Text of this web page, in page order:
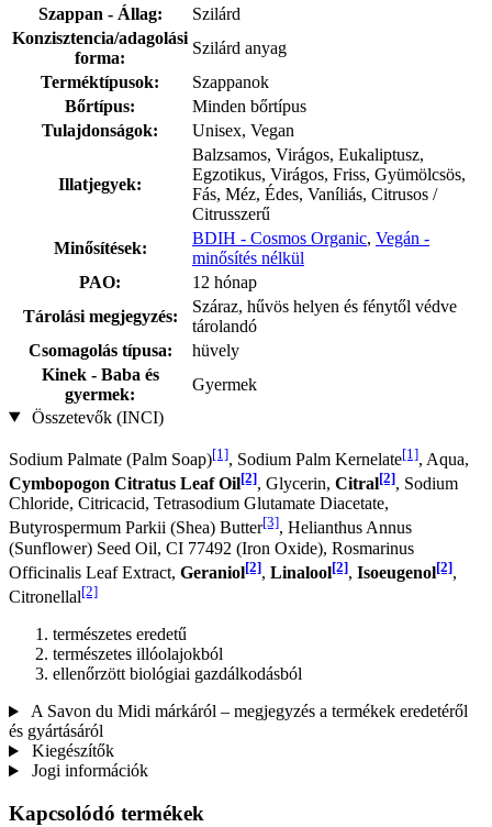
Szappan - Állag:
Szilárd
Konzisztencia/adagolási
forma:
Szilárd anyag
Terméktípusok:
Szappanok
Bőrtípus:
Minden bőrtípus
Tulajdonságok:
Unisex, Vegan
Illatjegyek:
Balzsamos, Virágos, Eukaliptusz,
Egzotikus, Virágos, Friss, Gyümölcsös,
Fás, Méz, Édes, Vaníliás, Citrusos /
Citrusszerű
Minősítések:
BDIH - Cosmos Organic, Vegán -
minősítés nélkül
PAO:
12 hónap
Tárolási megjegyzés:
Száraz, hűvös helyen és fénytől védve
tárolandó
Csomagolás típusa:
hüvely
Kinek - Baba és
gyermek:
Gyermek
Összetevők (INCI)
Sodium Palmate (Palm Soap)[1], Sodium Palm Kernelate[1], Aqua,
Cymbopogon Citratus Leaf Oil[2], Glycerin, Citral[2], Sodium
Chloride, Citricacid, Tetrasodium Glutamate Diacetate,
Butyrospermum Parkii (Shea) Butter[3], Helianthus Annus
(Sunflower) Seed Oil, CI 77492 (Iron Oxide), Rosmarinus
Officinalis Leaf Extract, Geraniol[2], Linalool[2], Isoeugenol[2],
Citronellal[2]
természetes eredetű
természetes illóolajokból
ellenőrzött biológiai gazdálkodásból
A Savon du Midi márkáról – megjegyzés a termékek eredetéről
és gyártásáról
Kiegészítők
Jogi információk
Kapcsolódó termékek